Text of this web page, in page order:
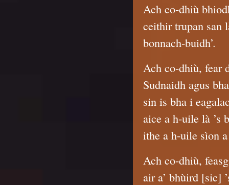
Ach co-dhiù
ceithir trupan san
bonnach-buidh’.
Ach co-dhiù, fear
Sudnaidh agus
sin is bha i
aice a h-uile là ’s
ithe a h-uile sìon
Ach co-dhiù,
air a’ bhùird [sic]